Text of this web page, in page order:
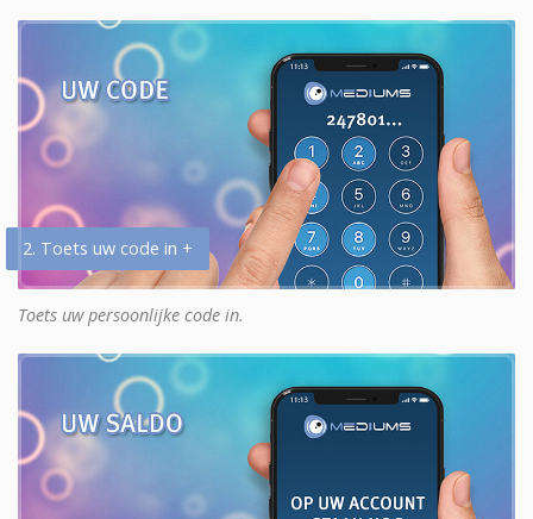
2. Toets uw code in +
Toets uw persoonlijke code in.